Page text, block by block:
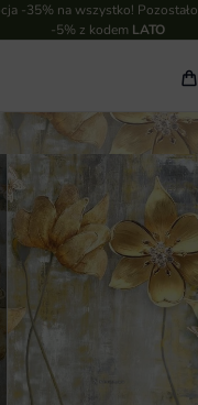
-35% na wszystko! Pozostało
-5% z kodem LATO